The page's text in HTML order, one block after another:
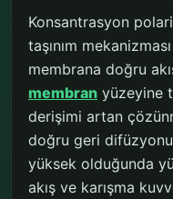
Konsantrasyon
taşınım
membrana doğru
membran yüzeyine
derişimi artan
doğru geri
yüksek olduğunda
akış ve karışma